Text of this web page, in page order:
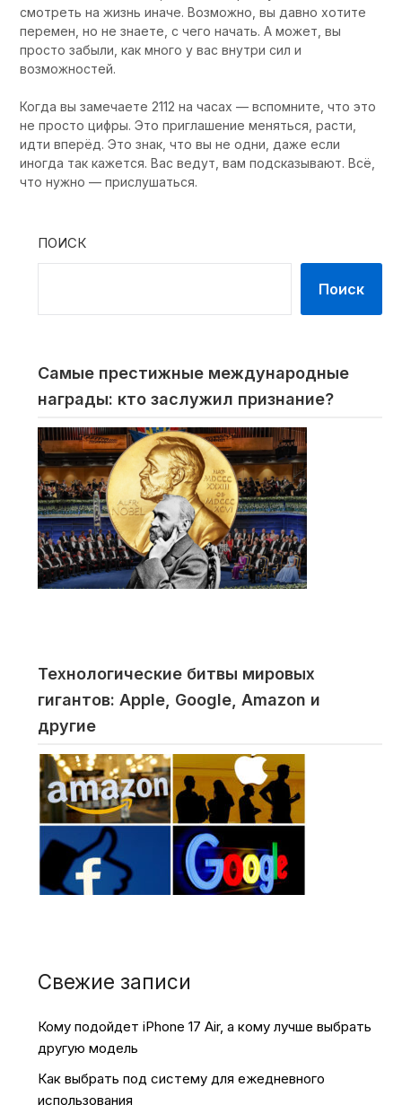
смотреть на жизнь иначе. Возможно, вы давно хотите
перемен, но не знаете, с чего начать. А может, вы
просто забыли, как много у вас внутри сил и
возможностей.
Когда вы замечаете 2112 на часах — вспомните, что это
не просто цифры. Это приглашение меняться, расти,
идти вперёд. Это знак, что вы не одни, даже если
иногда так кажется. Вас ведут, вам подсказывают. Всё,
что нужно — прислушаться.
ПОИСК
Поиск
Самые престижные международные
награды: кто заслужил признание?
Технологические битвы мировых
гигантов: Apple, Google, Amazon и
другие
Свежие записи
Кому подойдет iPhone 17 Air, а кому лучше выбрать
другую модель
Как выбрать под систему для ежедневного
использования